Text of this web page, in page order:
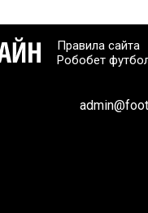
Правила сайта
Робобет